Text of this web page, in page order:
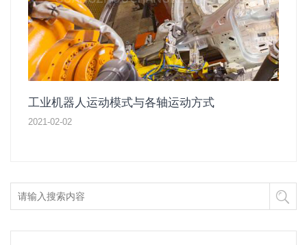
工业机器人运动模式与各轴运动方式
2021-02-02